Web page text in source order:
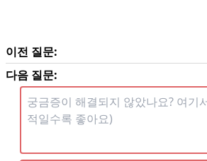
이전 질문:
다음 질문: